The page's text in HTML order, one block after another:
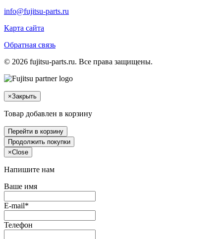
info@fujitsu-parts.ru
Карта сайта
Обратная связь
© 2026 fujitsu-parts.ru. Все права защищены.
×Закрыть
Товар добавлен в корзину
Перейти в корзину
Продолжить покупки
×Close
Напишите нам
Ваше имя
E-mail*
Телефон